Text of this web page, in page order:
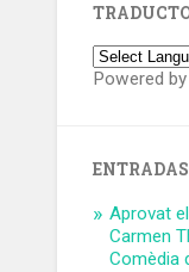
Powered
Aprovat
Carmen
Comèdia